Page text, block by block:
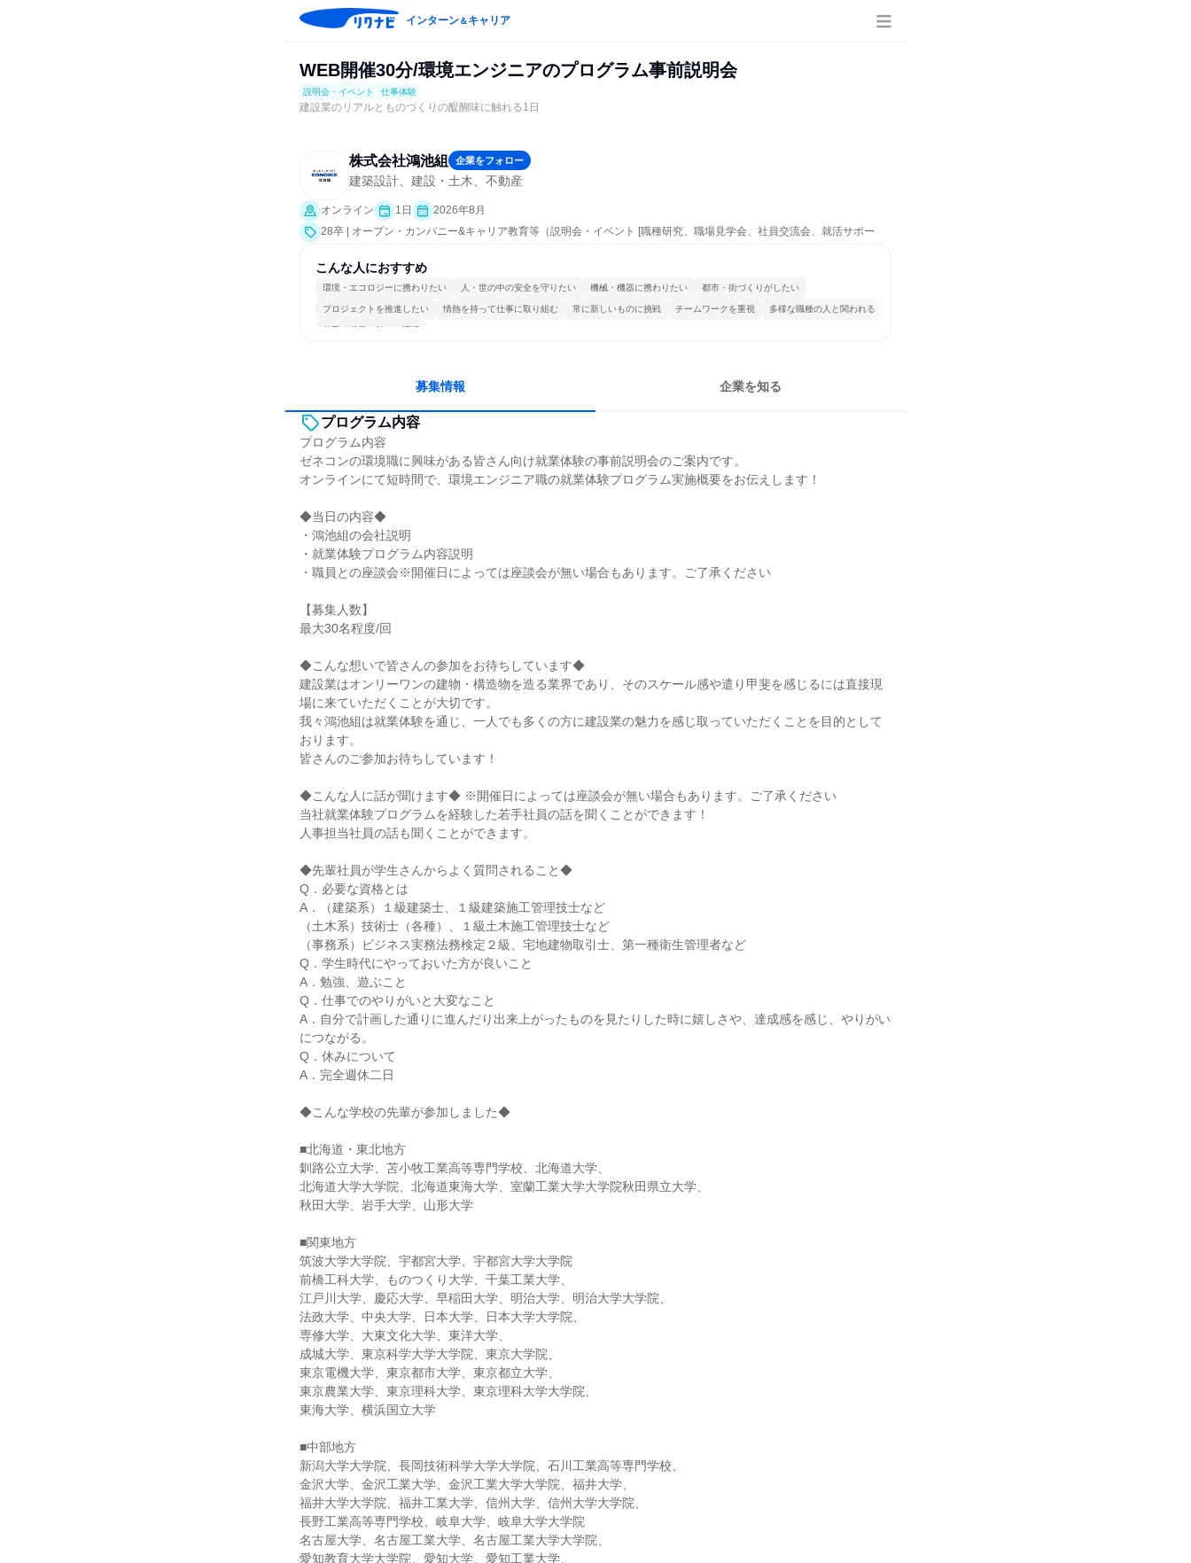
インターン＆キャリア
WEB開催30分/環境エンジニアのプログラム事前説明会
説明会・イベント 仕事体験
建設業のリアルとものづくりの醍醐味に触れる1日
株式会社鴻池組 企業をフォロー
建築設計、建設・土木、不動産
オンライン 1日
2026年8月
28卒 | オープン・カンパニー&キャリア教育等（説明会・イベント [職種研究、職場見学会、社員交流会、就活サポー
こんな人におすすめ
環境・エコロジーに携わりたい 人・世の中の安全を守りたい 機械・機器に携わりたい 都市・街づくりがしたい
プロジェクトを推進したい 情熱を持って仕事に取り組む 常に新しいものに挑戦 チームワークを重視 多様な職種の人と関われる
若手が裁量を持てる環境
募集情報 企業を知る
プログラム内容
プログラム内容
ゼネコンの環境職に興味がある皆さん向け就業体験の事前説明会のご案内です。
オンラインにて短時間で、環境エンジニア職の就業体験プログラム実施概要をお伝えします！
◆当日の内容◆
・鴻池組の会社説明
・就業体験プログラム内容説明
・職員との座談会※開催日によっては座談会が無い場合もあります。ご了承ください
【募集人数】
最大30名程度/回
◆こんな想いで皆さんの参加をお待ちしています◆
建設業はオンリーワンの建物・構造物を造る業界であり、そのスケール感や遣り甲斐を感じるには直接現
場に来ていただくことが大切です。
我々鴻池組は就業体験を通じ、一人でも多くの方に建設業の魅力を感じ取っていただくことを目的として
おります。
皆さんのご参加お待ちしています！
◆こんな人に話が聞けます◆ ※開催日によっては座談会が無い場合もあります。ご了承ください
当社就業体験プログラムを経験した若手社員の話を聞くことができます！
人事担当社員の話も聞くことができます。
◆先輩社員が学生さんからよく質問されること◆
Q．必要な資格とは
A．（建築系）１級建築士、１級建築施工管理技士など
（土木系）技術士（各種）、１級土木施工管理技士など
（事務系）ビジネス実務法務検定２級、宅地建物取引士、第一種衛生管理者など
Q．学生時代にやっておいた方が良いこと
A．勉強、遊ぶこと
Q．仕事でのやりがいと大変なこと
A．自分で計画した通りに進んだり出来上がったものを見たりした時に嬉しさや、達成感を感じ、やりがい
につながる。
Q．休みについて
A．完全週休二日
◆こんな学校の先輩が参加しました◆
■北海道・東北地方
釧路公立大学、苫小牧工業高等専門学校、北海道大学、
北海道大学大学院、北海道東海大学、室蘭工業大学大学院秋田県立大学、
秋田大学、岩手大学、山形大学
■関東地方
筑波大学大学院、宇都宮大学、宇都宮大学大学院
前橋工科大学、ものつくり大学、千葉工業大学、
江戸川大学、慶応大学、早稲田大学、明治大学、明治大学大学院、
法政大学、中央大学、日本大学、日本大学大学院、
専修大学、大東文化大学、東洋大学、
成城大学、東京科学大学大学院、東京大学院、
東京電機大学、東京都市大学、東京都立大学、
東京農業大学、東京理科大学、東京理科大学大学院、
東海大学、横浜国立大学
■中部地方
新潟大学大学院、長岡技術科学大学大学院、石川工業高等専門学校、
金沢大学、金沢工業大学、金沢工業大学大学院、福井大学、
福井大学大学院、福井工業大学、信州大学、信州大学大学院、
長野工業高等専門学校、岐阜大学、岐阜大学大学院
名古屋大学、名古屋工業大学、名古屋工業大学大学院、
愛知教育大学大学院、愛知大学、愛知工業大学、